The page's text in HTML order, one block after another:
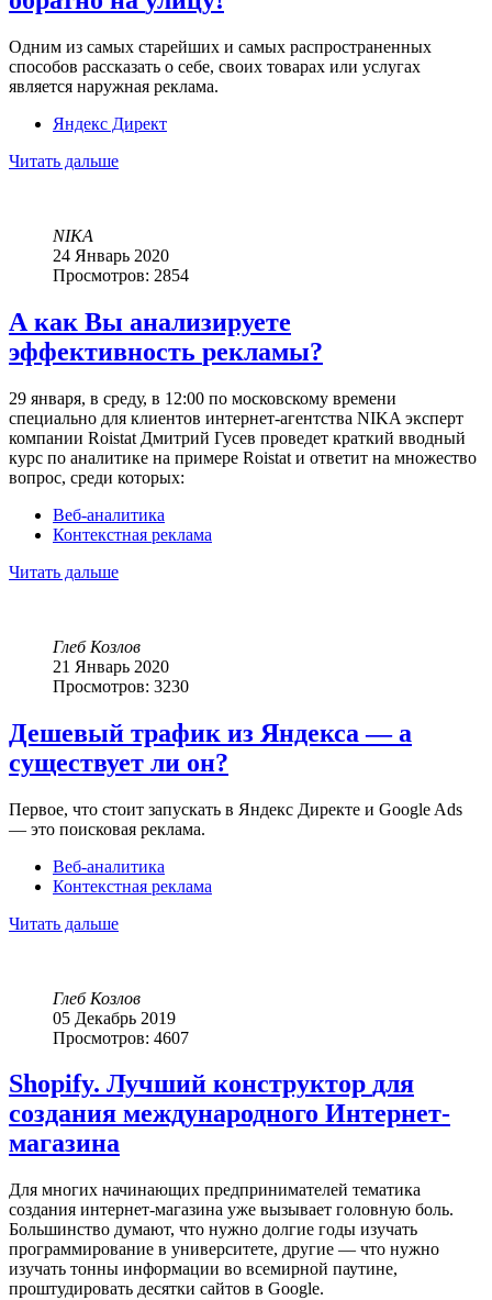
Одним из самых старейших и самых распространенных
способов рассказать о себе, своих товарах или услугах
является наружная реклама.
Яндекс Директ
Читать дальше
NIKA
24 Январь 2020
Просмотров: 2854
А как Вы анализируете
эффективность рекламы?
29 января, в среду, в 12:00 по московскому времени
специально для клиентов интернет-агентства NIKA эксперт
компании Roistat Дмитрий Гусев проведет краткий вводный
курс по аналитике на примере Roistat и ответит на множество
вопрос, среди которых:
Веб-аналитика
Контекстная реклама
Читать дальше
Глеб Козлов
21 Январь 2020
Просмотров: 3230
Дешевый трафик из Яндекса — а
существует ли он?
Первое, что стоит запускать в Яндекс Директе и Google Ads
— это поисковая реклама.
Веб-аналитика
Контекстная реклама
Читать дальше
Глеб Козлов
05 Декабрь 2019
Просмотров: 4607
Shopify. Лучший конструктор для
создания международного Интернет-
магазина
Для многих начинающих предпринимателей тематика
создания интернет-магазина уже вызывает головную боль.
Большинство думают, что нужно долгие годы изучать
программирование в университете, другие — что нужно
изучать тонны информации во всемирной паутине,
проштудировать десятки сайтов в Google.